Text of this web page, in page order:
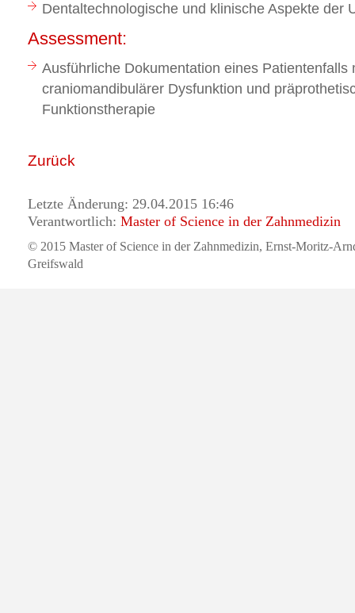
Dentaltechnologische und klinische Aspekte der
Assessment:
Ausführliche Dokumentation eines Patientenfalls
craniomandibulärer Dysfunktion und
Funktionstherapie
Zurück
Letzte Änderung: 29.04.2015 16:46
Verantwortlich: Master of Science in der Zahnmedizin
© 2015 Master of Science in der Zahnmedizin, Ernst-Moritz-
Greifswald